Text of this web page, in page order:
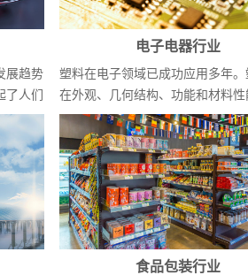
展趋势
了人们
电子电器行业
塑料在电子领域已成功应用多年
在外观、几何结构、功能和材料性
要求尤为...
食品包装行业